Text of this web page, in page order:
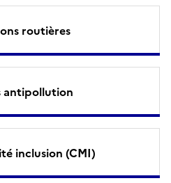
routières
antipollution
inclusion (CMI)